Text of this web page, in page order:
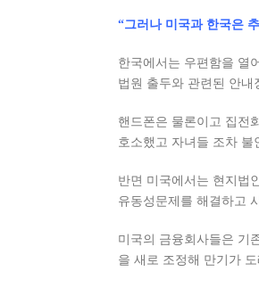
“그러나 미국과 한국은
한국에서는 우편함을 열
법원 출두와 관련된 안내
핸드폰은 물론이고 집전
호소했고 자녀들 조차
반면 미국에서는 현지법
유동성문제를 해결하고
미국의 금융회사들은 기
을 새로 조정해 만기가